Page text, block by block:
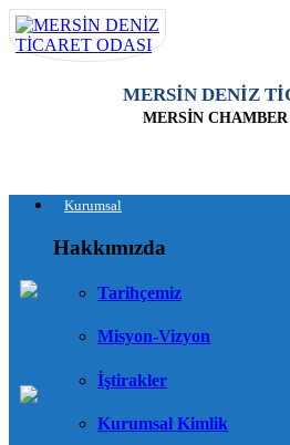
MERSİN DENİZ
MERSİN
Kurumsal
Hakkımızda
Tarihçemiz
Misyon-Vizyon
İştirakler
Kurumsal Kimlik